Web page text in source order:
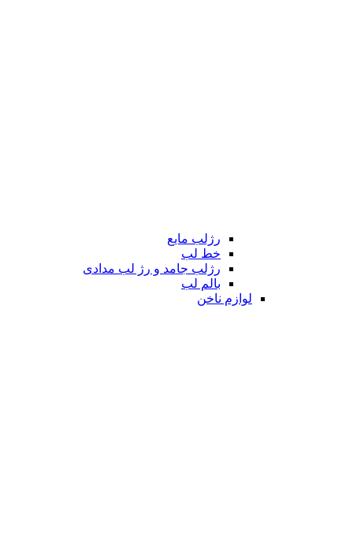
رژلب مایع
خط لب
رژلب جامد و رژ لب مدادی
بالم لب
لوازم ناخن